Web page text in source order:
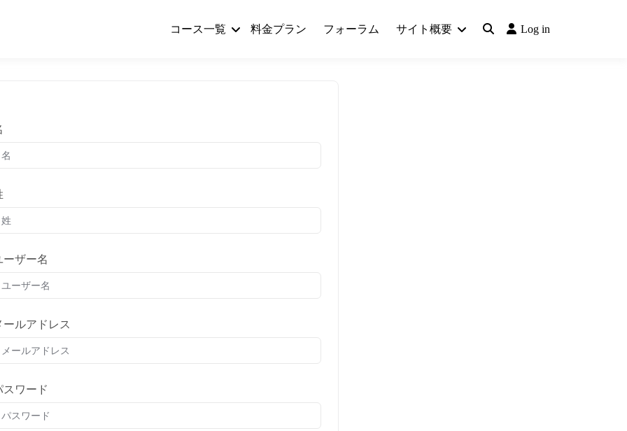
コース一覧 料金プラン フォーラム サイト概要 Log in
ーザー名
ールアドレス
スワード